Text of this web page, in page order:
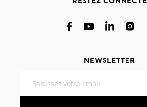
NEWSLETTER
notre